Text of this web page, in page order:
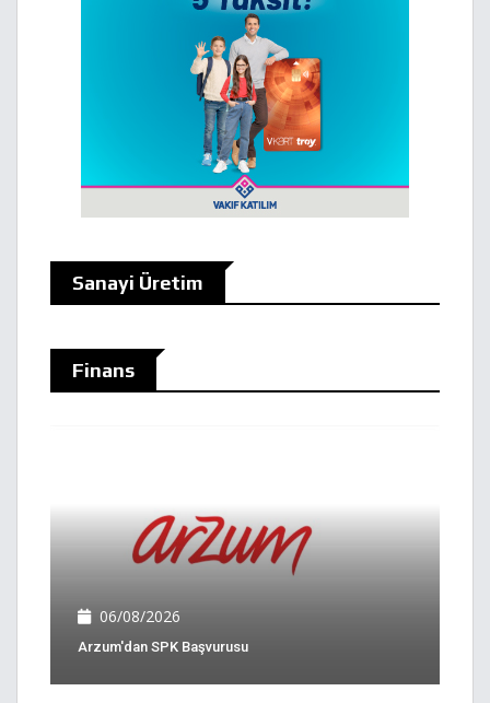
Sanayi Üretim
Finans
06/08/2026
Arzum'dan SPK Başvurusu